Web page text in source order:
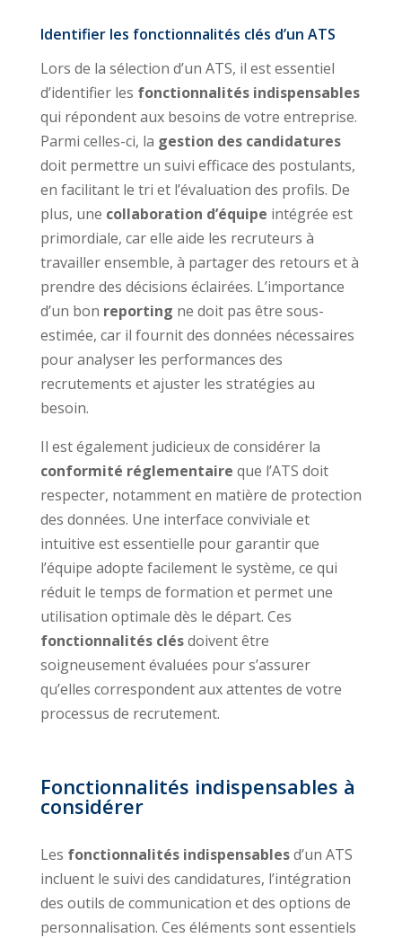
Identifier les fonctionnalités clés d’un ATS
Lors de la sélection d’un ATS, il est essentiel
d’identifier les fonctionnalités indispensables
qui répondent aux besoins de votre entreprise.
Parmi celles-ci, la gestion des candidatures
doit permettre un suivi efficace des postulants,
en facilitant le tri et l’évaluation des profils. De
plus, une collaboration d’équipe intégrée est
primordiale, car elle aide les recruteurs à
travailler ensemble, à partager des retours et à
prendre des décisions éclairées. L’importance
d’un bon reporting ne doit pas être sous-
estimée, car il fournit des données nécessaires
pour analyser les performances des
recrutements et ajuster les stratégies au
besoin.
Il est également judicieux de considérer la
conformité réglementaire que l’ATS doit
respecter, notamment en matière de protection
des données. Une interface conviviale et
intuitive est essentielle pour garantir que
l’équipe adopte facilement le système, ce qui
réduit le temps de formation et permet une
utilisation optimale dès le départ. Ces
fonctionnalités clésdoivent être
soigneusement évaluées pour s’assurer
qu’elles correspondent aux attentes de votre
processus de recrutement.
Fonctionnalités indispensables à
considérer
Les fonctionnalités indispensablesd’un ATS
incluent le suivi des candidatures, l’intégration
des outils de communication et des options de
personnalisation. Ces éléments sont essentiels